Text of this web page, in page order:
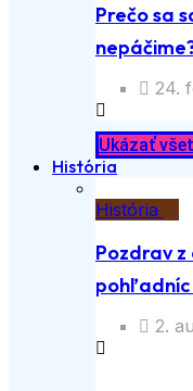
Prečo sa
24.
Ukázať
História
História
Pozdrav
pohľadníc
2.